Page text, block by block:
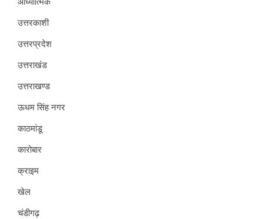
उत्तरकाशी
उत्तरप्रदेश
उत्तराखंड
उत्तराखण्ड
ऊधम सिंह नगर
काठमांडू
कारोबार
क्राइम
खेल
चंडीगढ़